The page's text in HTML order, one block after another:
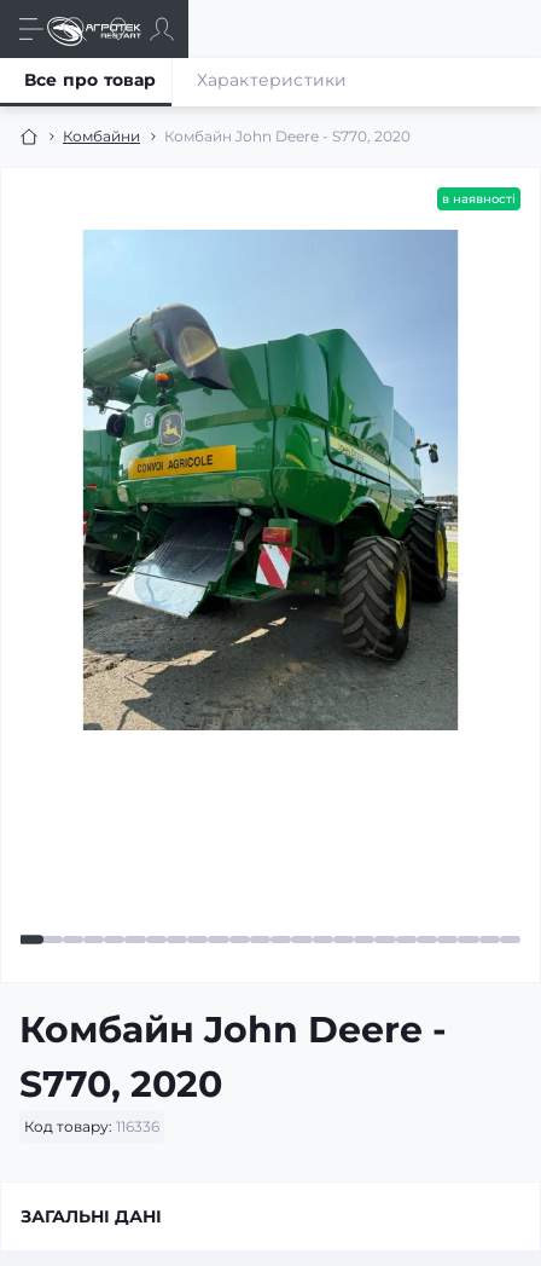
Комбайни Комбайн John Deere - S770, 2020
Все про товар Характеристики
в наявності
Комбайн John Deere -
S770, 2020
Код товару: 116336
ЗАГАЛЬНІ ДАНІ